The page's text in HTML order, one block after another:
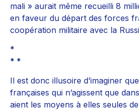
mali » aurait même recueilli 8
en faveur du départ des forces
coopération militaire avec la
*
* *
Il est donc illusoire d’imaginer
françaises qui n’agissent que
aient les moyens à elles seules